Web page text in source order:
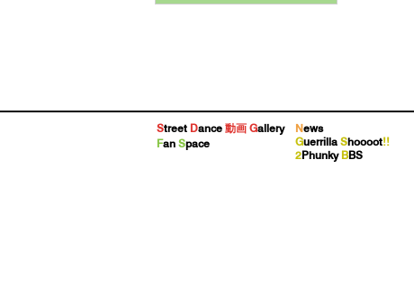
Street Dance 動画 Gallery
Fan Space
News
Guerrilla Shoooot!!
2Phunky BBS